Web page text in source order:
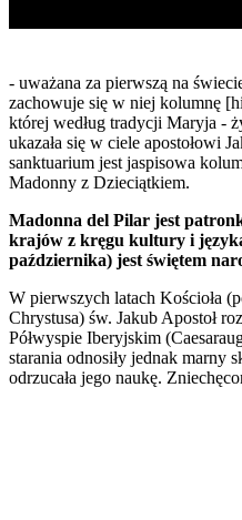
- uważana za pierwszą na
zachowuje się w niej kolumnę
której według tradycji Maryja -
ukazała się w ciele apostołowi
sanktuarium jest jaspisowa
Madonny z Dzieciątkiem.
Madonna del Pilar jest
krajów z kręgu kultury i
października) jest świętem
W pierwszych latach Kościoła
Chrystusa) św. Jakub Apostoł
Półwyspie Iberyjskim
starania odnosiły jednak marny
odrzucała jego naukę.